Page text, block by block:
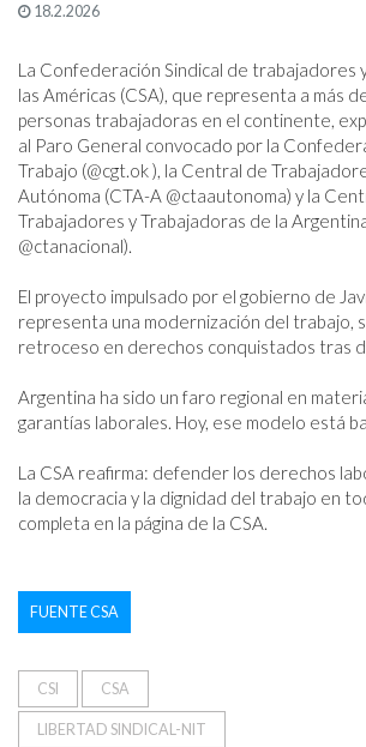
18.2.2026
La Confederación Sindical de trabajadores
las Américas (CSA), que representa a más
personas trabajadoras en el continente,
al Paro General convocado por la
Trabajo (@cgt.ok ), la Central de
Autónoma (CTA-A @ctaautonoma) y la
Trabajadores y Trabajadoras de la
@ctanacional).
El proyecto impulsado por el gobierno de
representa una modernización del trabajo,
retroceso en derechos conquistados tras
Argentina ha sido un faro regional en
garantías laborales. Hoy, ese modelo está
La CSA reafirma: defender los derechos
la democracia y la dignidad del trabajo en
completa en la página de la CSA.
FUENTE CSA
CSI CSA
LIBERTAD SINDICAL-NIT